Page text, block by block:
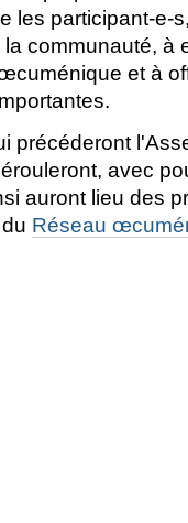
les participant-e-
communauté, à
et à
précéderont
avec
auront lieu des
Réseau